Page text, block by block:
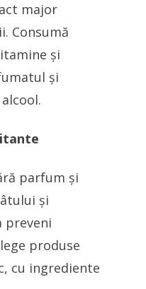
major
Consumă
și
și
parfum și
și
preveni
produse
cu ingrediente